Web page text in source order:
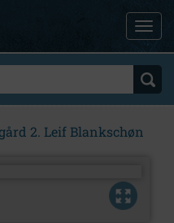
2. Leif Blankschøn